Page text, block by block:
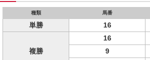
種類 馬番
単勝 16
複勝
16
9